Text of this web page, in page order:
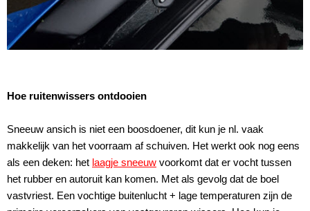
Hoe ruitenwissers ontdooien
Sneeuw ansich is niet een boosdoener, dit kun je nl. vaak
makkelijk van het voorraam af schuiven. Het werkt ook nog eens
als een deken: het laagje sneeuw voorkomt dat er vocht tussen
het rubber en autoruit kan komen. Met als gevolg dat de boel
vastvriest. Een vochtige buitenlucht + lage temperaturen zijn de